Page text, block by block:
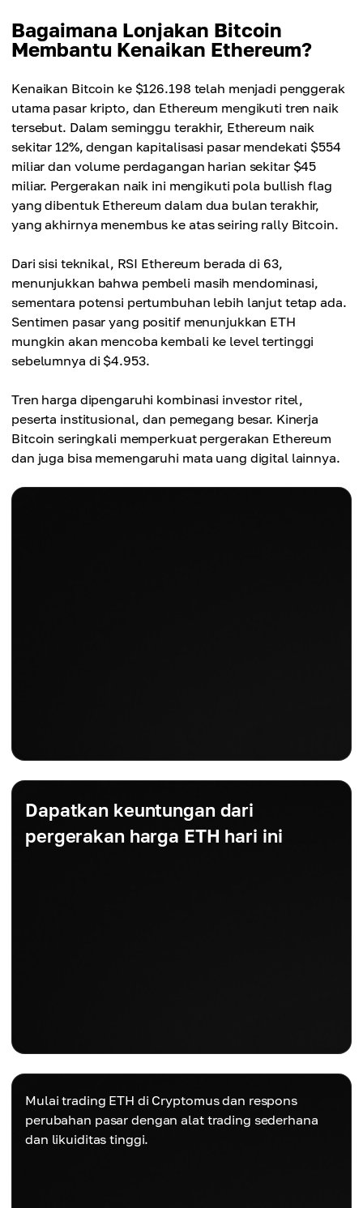
Bagaimana Lonjakan Bitcoin
Membantu Kenaikan Ethereum?
Kenaikan Bitcoin ke $126.198 telah menjadi penggerak
utama pasar kripto, dan Ethereum mengikuti tren naik
tersebut. Dalam seminggu terakhir, Ethereum naik
sekitar 12%, dengan kapitalisasi pasar mendekati $554
miliar dan volume perdagangan harian sekitar $45
miliar. Pergerakan naik ini mengikuti pola bullish flag
yang dibentuk Ethereum dalam dua bulan terakhir,
yang akhirnya menembus ke atas seiring rally Bitcoin.
Dari sisi teknikal, RSI Ethereum berada di 63,
menunjukkan bahwa pembeli masih mendominasi,
sementara potensi pertumbuhan lebih lanjut tetap ada.
Sentimen pasar yang positif menunjukkan ETH
mungkin akan mencoba kembali ke level tertinggi
sebelumnya di $4.953.
Tren harga dipengaruhi kombinasi investor ritel,
peserta institusional, dan pemegang besar. Kinerja
Bitcoin seringkali memperkuat pergerakan Ethereum
dan juga bisa memengaruhi mata uang digital lainnya.
Dapatkan keuntungan dari
pergerakan harga ETH hari ini
Mulai trading ETH di Cryptomus dan respons
perubahan pasar dengan alat trading sederhana
dan likuiditas tinggi.